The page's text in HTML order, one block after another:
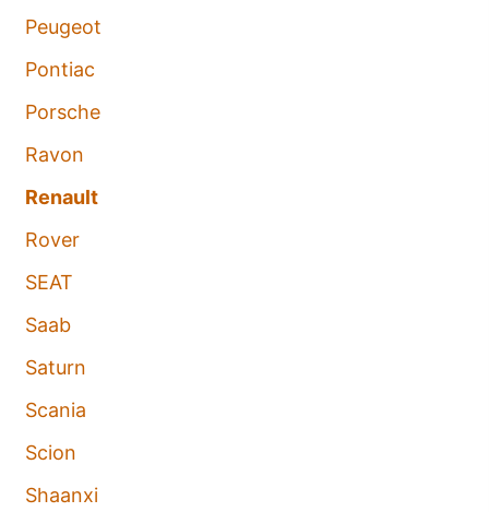
Peugeot
Pontiac
Porsche
Ravon
Renault
Rover
SEAT
Saab
Saturn
Scania
Scion
Shaanxi